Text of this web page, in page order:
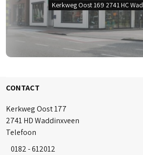
Kerkweg Oost 169 2741 HC
CONTACT
Kerkweg Oost 177
2741 HD Waddinxveen
Telefoon
0182 - 612012